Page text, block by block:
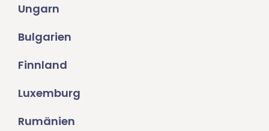
Ungarn
Bulgarien
Finnland
Luxemburg
Rumänien